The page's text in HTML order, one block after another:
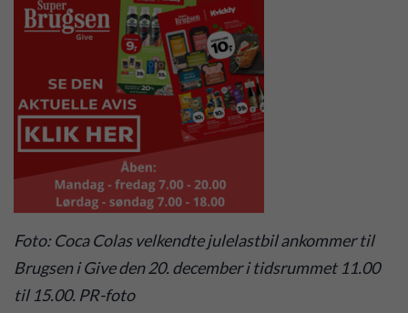
Foto: Coca Colas velkendte julelastbil ankommer til
Brugsen i Give den 20. december i tidsrummet 11.00
til 15.00. PR-foto